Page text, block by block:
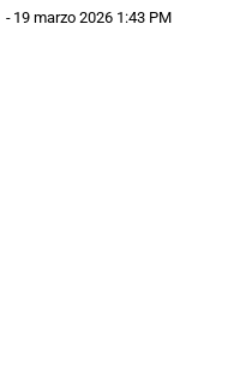
- 19 marzo 2026 1:43 PM